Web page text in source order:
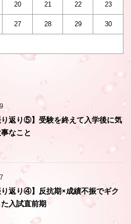
20 21 22 23
27 28 29 30
り返り⑤】受験を終えて入学後に気
なこと
り返り④】反抗期×成績不振でギク
入試直前期